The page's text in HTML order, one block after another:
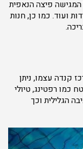
פיצה הנאפית
ועוד. כמו כן, חנות
קנדה עצמו, ניתן
כמו רפטינג, טיולי
הגלילית וכך